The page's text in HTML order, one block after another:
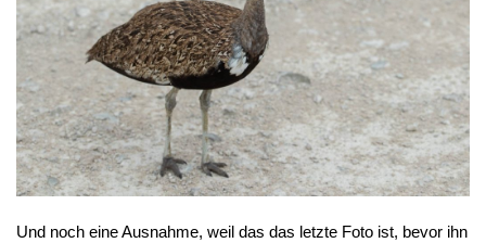
Und noch eine Ausnahme, weil das das letzte Foto ist, bevor ihn